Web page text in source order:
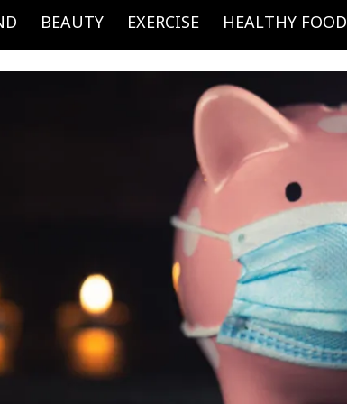
BEAUTY EXERCISE HEALTHY FOOD